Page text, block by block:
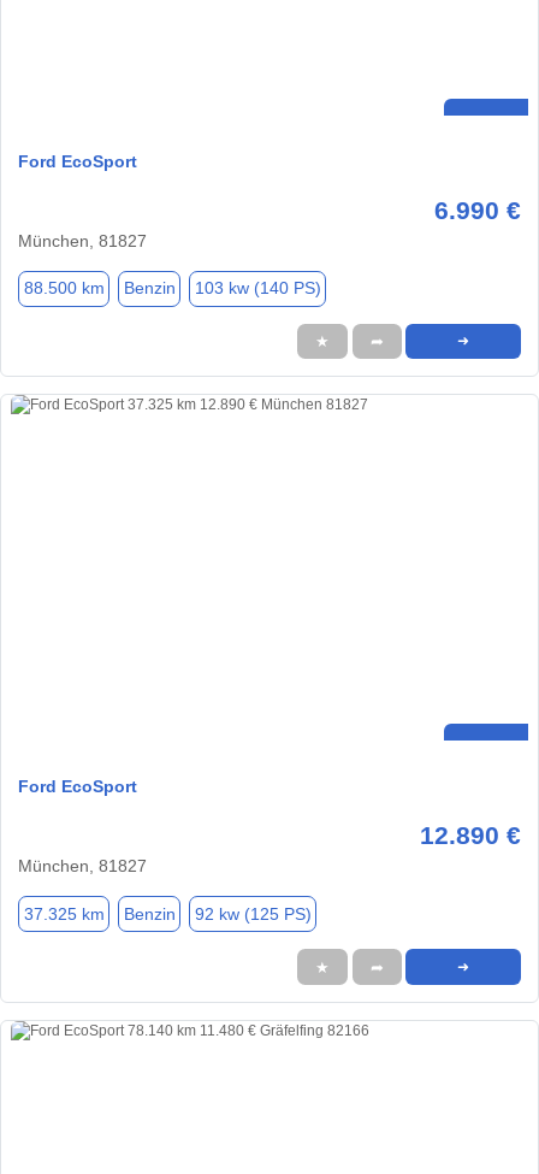
Ford EcoSport
6.990 €
München, 81827
88.500 km Benzin 103 kw (140 PS)
★ ➦ ➜
Ford EcoSport
12.890 €
München, 81827
37.325 km Benzin 92 kw (125 PS)
★ ➦ ➜